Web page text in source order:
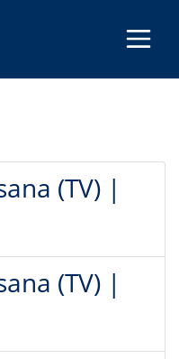
(TV) |
(TV) |